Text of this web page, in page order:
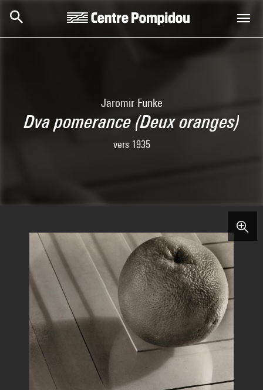
Jaromir Funke
Dva pomerance (Deux oranges)
vers 1935